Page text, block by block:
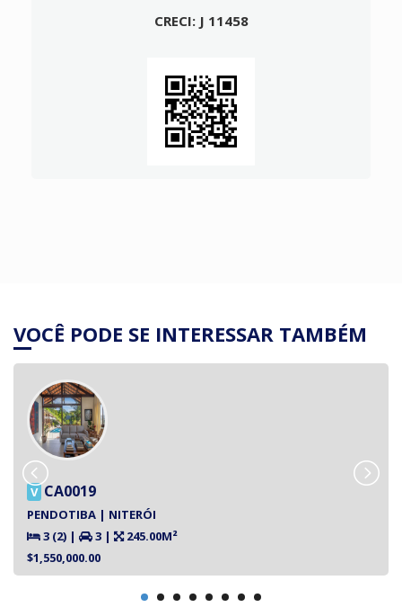
CRECI: J 11458
VOCÊ PODE SE INTERESSAR TAMBÉM
V CA0019
PENDOTIBA | NITERÓI
3 (2) | 3 |
245.00M²
$1,550,000.00